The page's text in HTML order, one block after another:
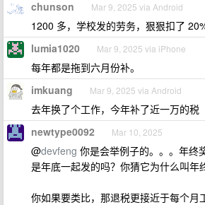
chunson Mar 9, 2025 via Android
1200 多，学校发的劳务，狠狠扣了
lumia1020 Mar 9, 2025 via iPhone
每年都是拖到六月份补。
imkuang Mar 9, 2025 via Android
去年换了个工作，今年补了近一万的税
newtype0092 Mar 10, 2025
@devfeng 你是会举例子的。。。年终
是年底一起发的吗？你猜它为什么叫年
你如果要类比，那退税更接近于每个月